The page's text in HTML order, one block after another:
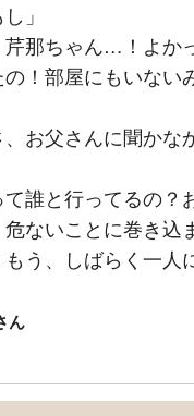
」
芹那ちゃん…！よか
！部屋にもいな
、お父さんに聞か
て誰と行ってるの
危ないことに巻き込
もう、しばらく一
ん